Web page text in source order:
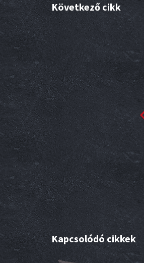
Következő cikk
Kapcsolódó cikkek